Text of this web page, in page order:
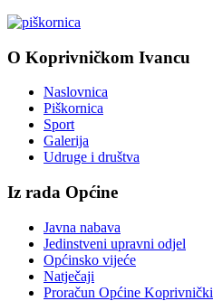
O Koprivničkom Ivancu
Naslovnica
Piškornica
Sport
Galerija
Udruge i društva
Iz rada Općine
Javna nabava
Jedinstveni upravni odjel
Općinsko vijeće
Natječaji
Proračun Općine